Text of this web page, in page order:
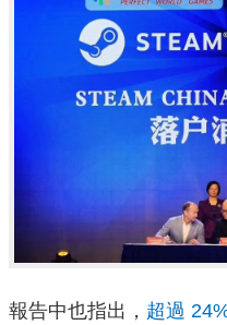
報告中也指出， 超過